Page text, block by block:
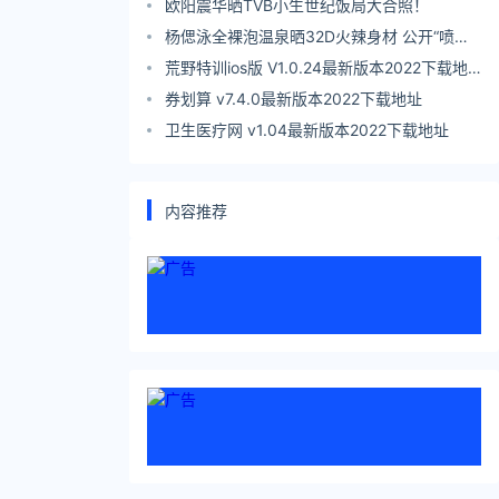
欧阳震华晒TVB小生世纪饭局大合照！
杨偲泳全裸泡温泉晒32D火辣身材 公开“喷血
级”写真
荒野特训ios版 V1.0.24最新版本2022下载地
址
券划算 v7.4.0最新版本2022下载地址
卫生医疗网 v1.04最新版本2022下载地址
内容推荐